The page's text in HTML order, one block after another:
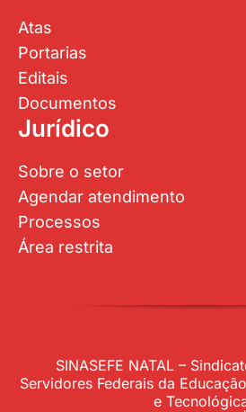
Atas
Portarias
Editais
Documentos
Jurídico
Sobre o setor
Agendar atendimento
Processos
Área restrita
SINASEFE NATAL –
Servidores Federais da
e